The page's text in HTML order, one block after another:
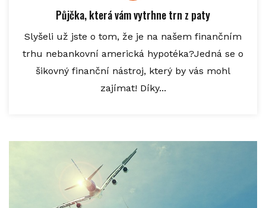
Půjčka, která vám vytrhne trn z paty
Slyšeli už jste o tom, že je na našem finančním
trhu nebankovní americká hypotéka?Jedná se o
šikovný finanční nástroj, který by vás mohl
zajímat! Díky...